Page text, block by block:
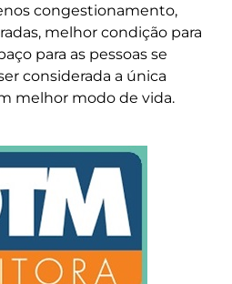
congestionamento,
melhor condição para
para as pessoas se
considerada a única
melhor modo de vida.